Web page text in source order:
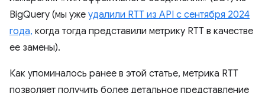
BigQuery (мы уже удалили RTT из API с сентября 2024
года, когда тогда представили метрику RTT в качестве
ее замены).
Как упоминалось ранее в этой статье, метрика RTT
позволяет получить более детальное представление